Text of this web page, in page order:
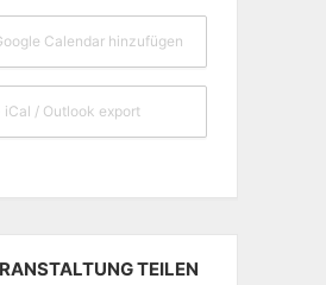
Calendar hinzufügen
iCal / Outlook export
TEILEN